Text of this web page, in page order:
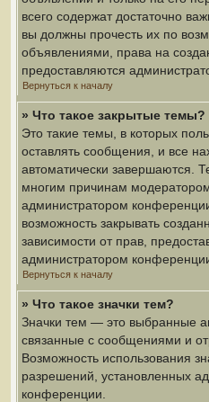
всего содержат достаточно
вы должны прочесть их по
объявлениями, права на
предоставляются
Вернуться к началу
» Что такое закрытые темы?
Это такие темы, в которых
оставлять сообщения, и все
автоматически завершаются.
многим причинам
администратором
возможность закрывать
зависимости от прав,
администратором
Вернуться к началу
» Что такое значки тем?
Значки тем — это выбранные
связанные с сообщениями и
Возможность использования
разрешений, установленных
конференции.